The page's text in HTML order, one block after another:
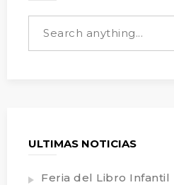
ULTIMAS NOTICIAS
Feria del Libro Infantil